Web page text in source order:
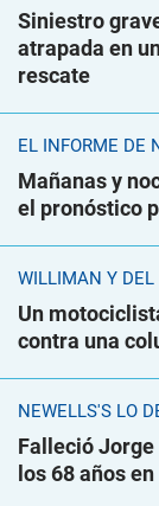
Siniestro
atrapada en
rescate
EL INFORME DE
Mañanas y
el pronóstico
WILLIMAN Y DEL
Un
contra una
NEWELLS'S LO
Falleció Jorge
los 68 años